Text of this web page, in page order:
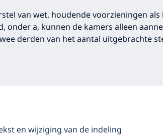
van wet, houdende voorzieningen
onder a, kunnen de kamers alleen
derden van het aantal uitgebrachte
en wijziging van de indeling